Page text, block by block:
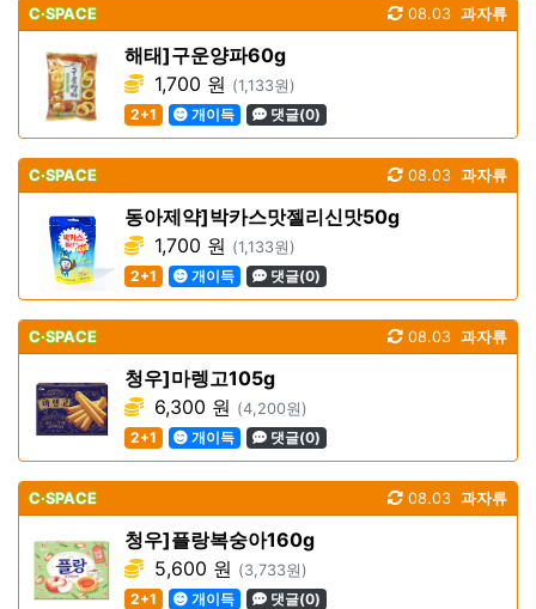
C·SPACE 과자류
08.03
해태]구운양파60g
1,700 원 (1,133원)
2+1
개이득 댓글(0)
C·SPACE 과자류
08.03
동아제약]박카스맛젤리신맛50g
1,700 원 (1,133원)
2+1
개이득 댓글(0)
C·SPACE 과자류
08.03
청우]마렝고105g
6,300 원 (4,200원)
2+1
개이득 댓글(0)
C·SPACE 과자류
08.03
청우]플랑복숭아160g
5,600 원 (3,733원)
2+1
개이득 댓글(0)